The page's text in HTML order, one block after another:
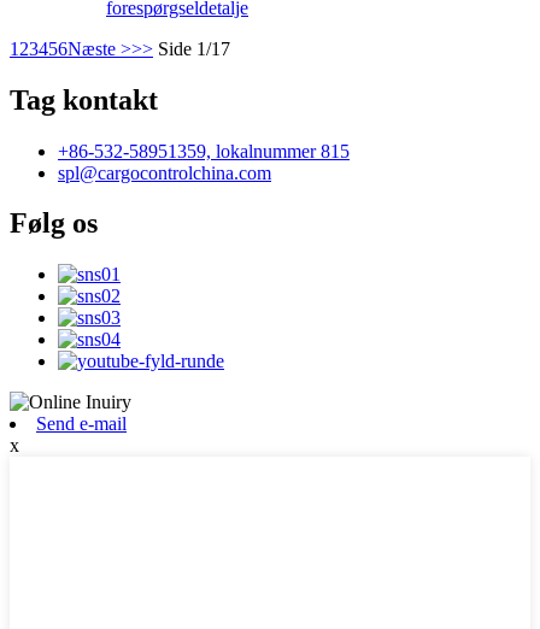
forespørgseldetalje
1 23456Næste >>> Side 1/17
Tag kontakt
+86-532-58951359, lokalnummer 815
spl@cargocontrolchina.com
Følg os
Send e-mail
x